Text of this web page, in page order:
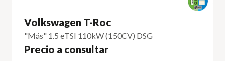
Volkswagen T-Roc
"Más" 1.5 eTSI 110kW (150CV) DSG
Precio a consultar